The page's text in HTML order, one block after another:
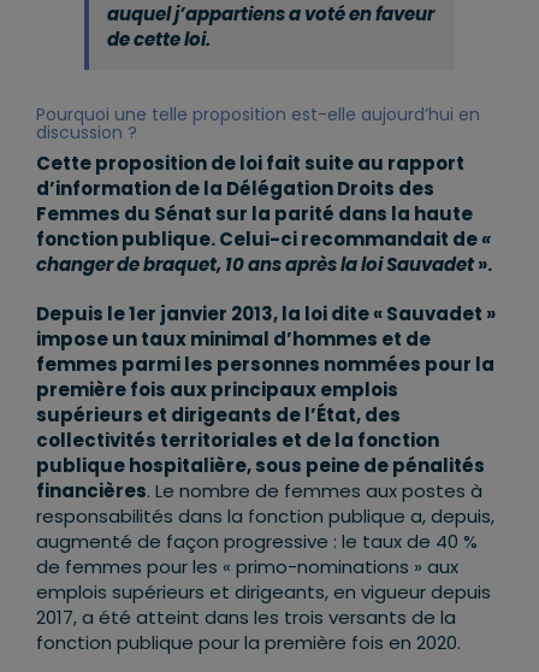
auquel j’appartiens a voté en faveur
de cette loi.
Pourquoi une telle proposition est-elle aujourd’hui en
discussion ?
Cette proposition de loi fait suite au rapport
d’information de la Délégation Droits des
Femmes du Sénat sur la parité dans la haute
fonction publique. Celui-ci recommandait de«
changer de braquet, 10 ans après la loi Sauvadet».
Depuis le 1er janvier 2013, la loi dite « Sauvadet »
impose un taux minimal d’hommes et de
femmes parmi les personnes nommées pour la
première fois aux principaux emplois
supérieurs et dirigeants de l’État, des
collectivités territoriales et de la fonction
publique hospitalière, sous peine de pénalités
financières. Le nombre de femmes aux postes à
responsabilités dans la fonction publique a, depuis,
augmenté de façon progressive : le taux de 40 %
de femmes pour les « primo-nominations » aux
emplois supérieurs et dirigeants, en vigueur depuis
2017, a été atteint dans les trois versants de la
fonction publique pour la première fois en 2020.